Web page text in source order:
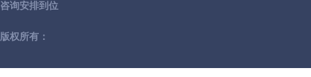
咨询安排到位
版权所有：